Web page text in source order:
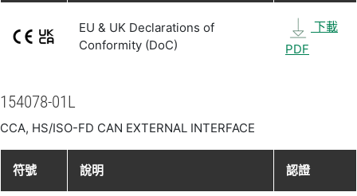
EU & UK Declarations of
Conformity (DoC)
下載
PDF
154078-01L
CCA, HS/ISO-FD CAN EXTERNAL INTERFACE
符號 說明 認證